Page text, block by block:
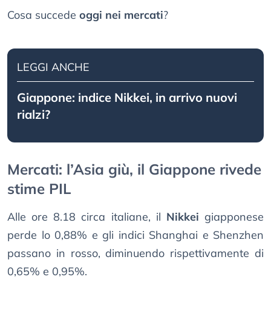
Cosa succede oggi nei mercati?
LEGGI ANCHE
Giappone: indice Nikkei, in arrivo nuovi
rialzi?
Mercati: l’Asia giù, il Giappone rivede
stime PIL
Alle ore 8.18 circa italiane, il Nikkei giapponese
perde lo 0,88% e gli indici Shanghai e Shenzhen
passano in rosso, diminuendo rispettivamente di
0,65% e 0,95%.